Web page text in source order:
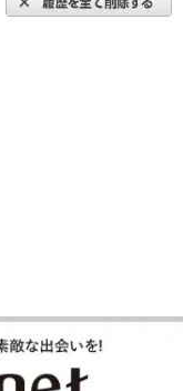
した。ためしに収納
作りがしっかりし
ご意見を掲載しておりま
を含みます。